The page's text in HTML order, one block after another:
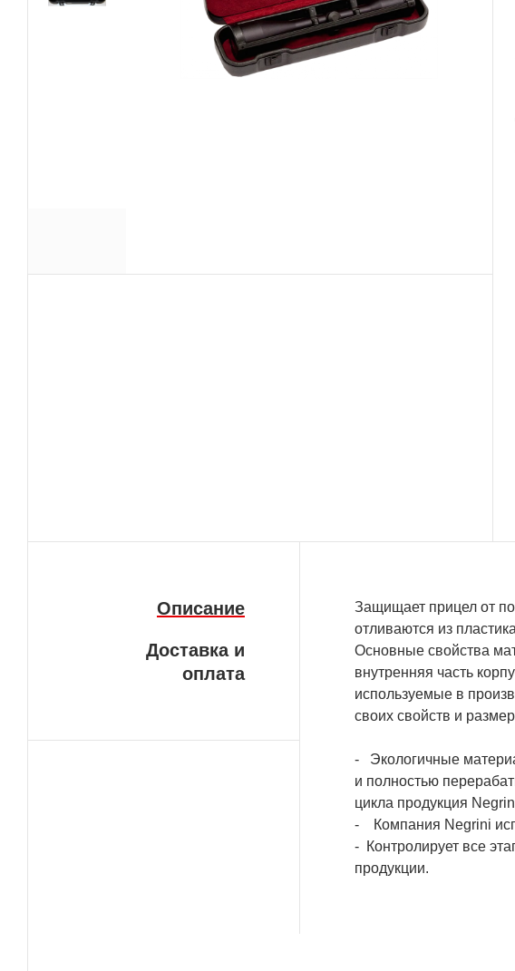
Описание
Доставка и
оплата
Защищает прицел от
отливаются из
Основные свойства
внутренняя часть
используемые в
своих свойств и
- Экологичные
и полностью
цикла продукция
- Компания Negrini
- Контролирует все
продукции.